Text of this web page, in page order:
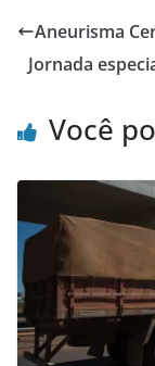
Aneurisma
Jornada
Você